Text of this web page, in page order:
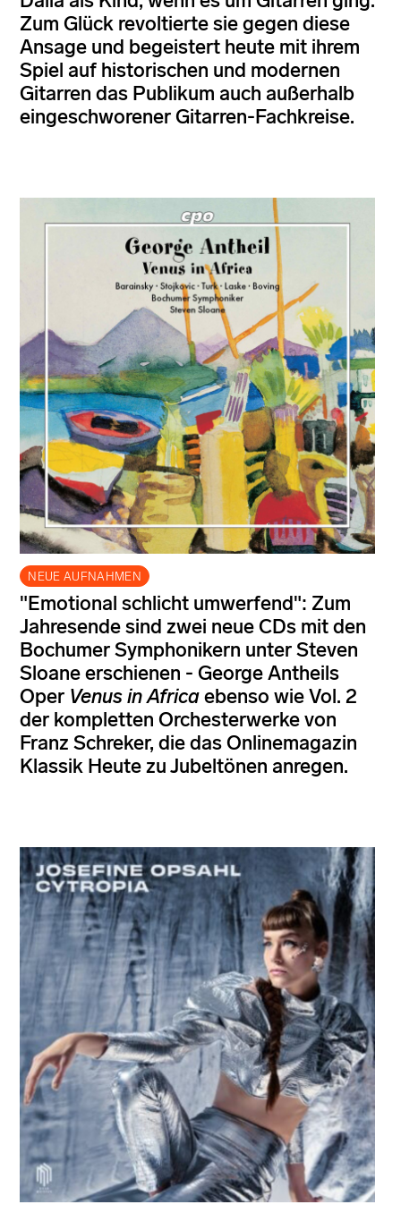
Zum Glück revoltierte sie gegen diese
Ansage und begeistert heute mit ihrem
Spiel auf historischen und modernen
Gitarren das Publikum auch außerhalb
eingeschworener Gitarren-Fachkreise.
NEUE AUFNAHMEN
"Emotional schlicht umwerfend": Zum
Jahresende sind zwei neue CDs mit den
Bochumer Symphonikern unter Steven
Sloane erschienen - George Antheils
Oper Venus in Africaebenso wie Vol. 2
der kompletten Orchesterwerke von
Franz Schreker, die das Onlinemagazin
Klassik Heute zu Jubeltönen anregen.